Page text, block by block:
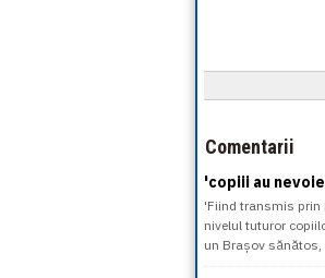
Comentarii
'copiii au
'Fiind transmis prin
nivelul tuturor
un Brașov